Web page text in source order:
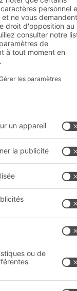
au
une utilisation
ou